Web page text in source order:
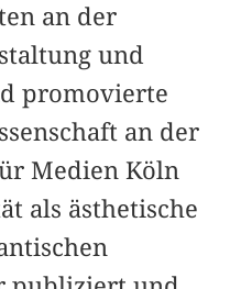
an der
und
promovierte
an der
Medien Köln
als ästhetische